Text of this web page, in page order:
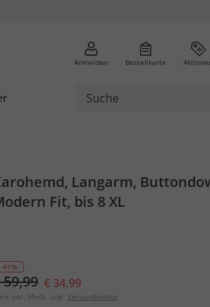
Anmelden Bestellkarte
Langarm,
Fit, bis 8 XL
41%
€ 34,99
inkl. MwSt. zzgl. Versandkosten